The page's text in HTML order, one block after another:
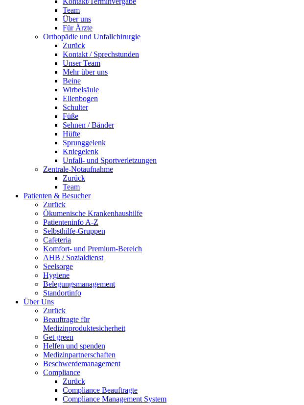
Team
Über uns
Für Ärzte
Orthopädie und Unfallchirurgie
Zurück
Kontakt / Sprechstunden
Unser Team
Mehr über uns
Beine
Wirbelsäule
Ellenbogen
Schulter
Füße
Sehnen / Bänder
Hüfte
Sprunggelenk
Kniegelenk
Unfall- und Sportverletzungen
Zentrale-Notaufnahme
Zurück
Team
Patienten & Besucher
Zurück
Ökumenische Krankenhaushilfe
Patienteninfo A-Z
Selbsthilfe-Gruppen
Cafeteria
Komfort- und Premium-Bereich
AHB / Sozialdienst
Seelsorge
Hygiene
Belegungsmanagement
Standortinfo
Über Uns
Zurück
Beauftragte für
Medizinproduktesicherheit
Get green
Helfen und spenden
Medizinpartnerschaften
Beschwerdemanagement
Compliance
Zurück
Compliance Beauftragte
Compliance Management System